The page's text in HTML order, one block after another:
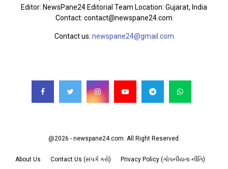
Editor: NewsPane24 Editorial Team Location: Gujarat, India
Contact: contact@newspane24.com
Contact us: newspane24@gmail.com
@2026 - newspane24.com. All Right Reserved.
About Us Contact Us (સંપર્ક કરો) Privacy Policy (ગોપનીયતા નીતિ)